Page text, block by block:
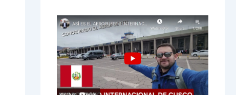
ы